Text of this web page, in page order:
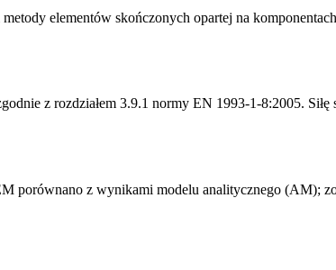
elementów skończonych opartej na
z rozdziałem 3.9.1 normy EN 1993-1-8:2005.
porównano z wynikami modelu analitycznego (AM);